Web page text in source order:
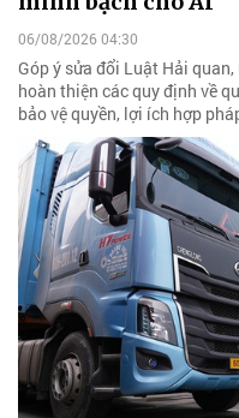
06/08/2026 04:30
Góp ý sửa đổi Luật Hải
hoàn thiện các quy định về
bảo vệ quyền, lợi ích hợp